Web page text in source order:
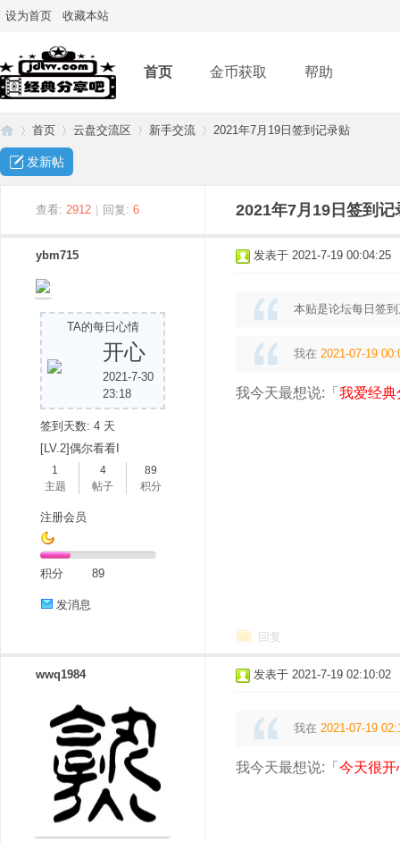
设为首页 收藏本站
首页 金币获取 帮助
首页
›
云盘交流区
›
新手交流 2021年7月19日签到记录贴
发新帖
查看: 2912 回复: 6 2021年7月19日签到记
ybm715
TA的每日心情
开心
2021-7-30
23:18
签到天数: 4 天
[LV.2]偶尔看看I
1
主题
4
帖子
89
积分
注册会员
积分 89
发消息
发表于 2021-7-19 00:04:25
本贴是论坛每日签
我在 2021-07-19
我今天最想说:「 我爱经典
回复
wwq1984 发表于 2021-7-19 02:10:02
我在 2021-07-19
我今天最想说:「 今天很开